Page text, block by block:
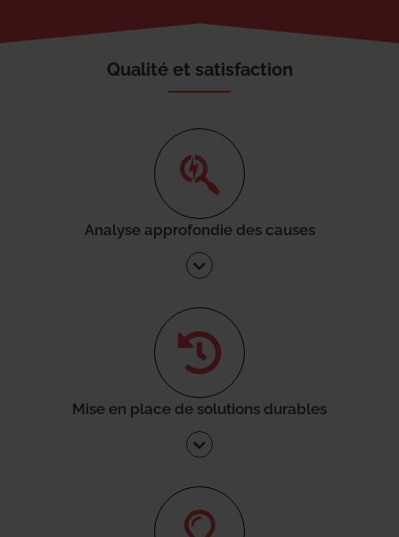
Qualité et satisfaction
Analyse approfondie des causes
Mise en place de solutions durables